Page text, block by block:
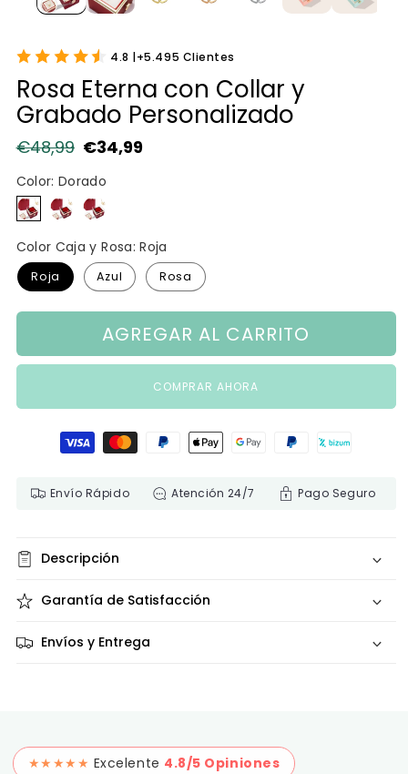
4.8 |+5.495 Clientes
Rosa Eterna con Collar y
Grabado Personalizado
Precio habitual
€48,99
Precio de oferta
€34,99
Color:Dorado
Dorado
Rosa Plateado
Color Caja y Rosa:Roja
Roja Azul Rosa
AGREGAR AL CARRITO
COMPRAR AHORA
Formas de pago
Envío Rápido Atención 24/7 Pago Seguro
Descripción
Garantía de Satisfacción
Envíos y Entrega
★★★★★ Excelente 4.8/5 Opiniones